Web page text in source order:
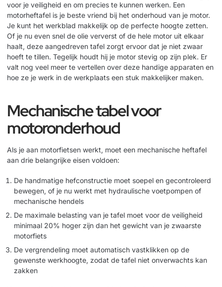
voor je veiligheid en om precies te kunnen werken. Een
motorheftafel is je beste vriend bij het onderhoud van je motor.
Je kunt het werkblad makkelijk op de perfecte hoogte zetten.
Of je nu even snel de olie ververst of de hele motor uit elkaar
haalt, deze aangedreven tafel zorgt ervoor dat je niet zwaar
hoeft te tillen. Tegelijk houdt hij je motor stevig op zijn plek. Er
valt nog veel meer te vertellen over deze handige apparaten en
hoe ze je werk in de werkplaats een stuk makkelijker maken.
Mechanische tabel voor
motoronderhoud
Als je aan motorfietsen werkt, moet een mechanische heftafel
aan drie belangrijke eisen voldoen:
De handmatige hefconstructie moet soepel en gecontroleerd
bewegen, of je nu werkt met hydraulische voetpompen of
mechanische hendels
De maximale belasting van je tafel moet voor de veiligheid
minimaal 20% hoger zijn dan het gewicht van je zwaarste
motorfiets
De vergrendeling moet automatisch vastklikken op de
gewenste werkhoogte, zodat de tafel niet onverwachts kan
zakken